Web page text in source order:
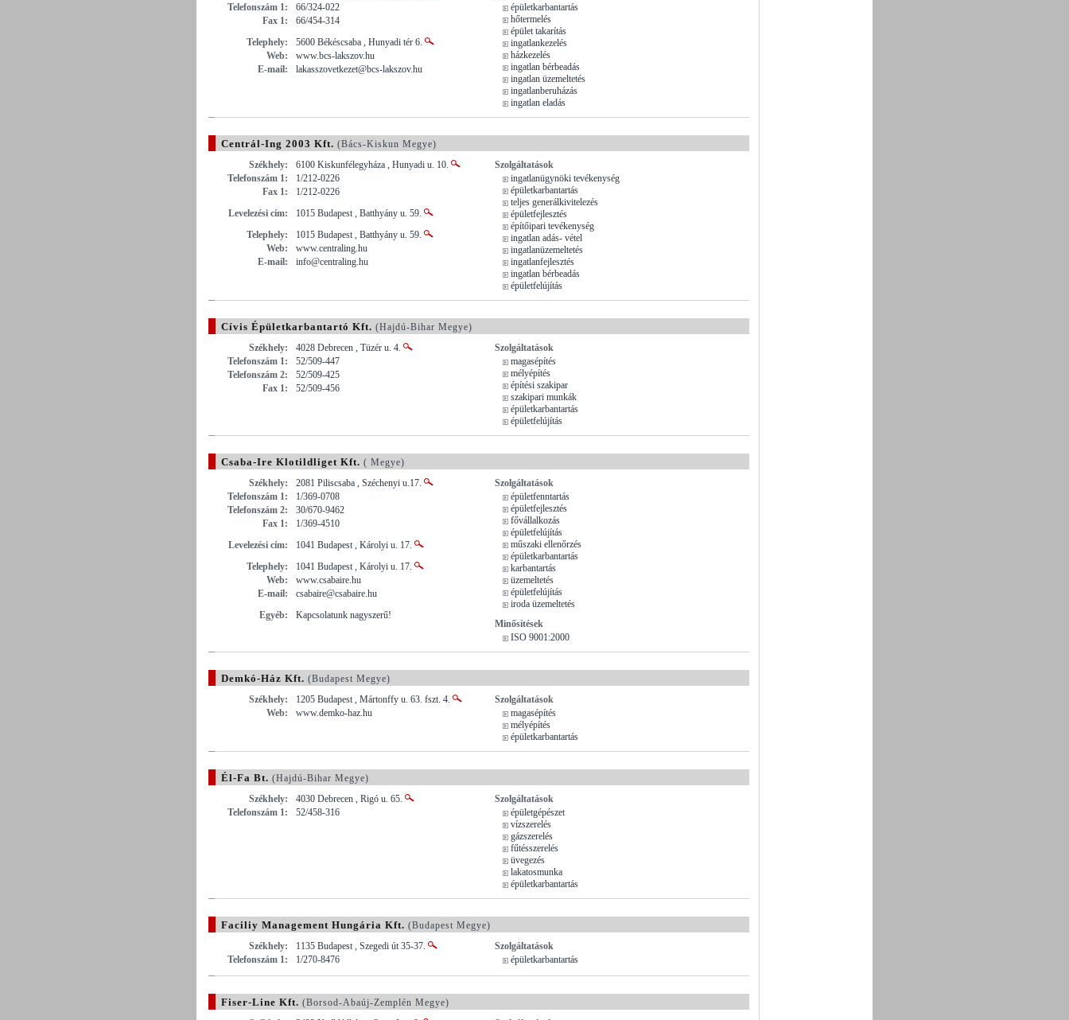
Telefonszám 1:
66/324-022
Fax 1:
66/454-314
Telephely:
5600 Békéscsaba , Hunyadi tér 6.
Web:
www.bcs-lakszov.hu
E-mail:
lakasszovetkezet@bcs-lakszov.hu
épületkarbantartás
hőtermelés
épület takarítás
ingatlankezelés
házkezelés
ingatlan bérbeadás
ingatlan üzemeltetés
ingatlanberuházás
ingatlan eladás
Centrál-Ing 2003 Kft. (Bács-Kiskun Megye)
Székhely:
6100 Kiskunfélegyháza , Hunyadi u. 10.
Telefonszám 1:
1/212-0226
Fax 1:
1/212-0226
Levelezési cím:
1015 Budapest , Batthyány u. 59.
Telephely:
1015 Budapest , Batthyány u. 59.
Web:
www.centraling.hu
E-mail:
info@centraling.hu
Szolgáltatások
ingatlanügynöki tevékenység
épületkarbantartás
teljes generálkivitelezés
épületfejlesztés
építőipari tevékenység
ingatlan adás- vétel
ingatlanüzemeltetés
ingatlanfejlesztés
ingatlan bérbeadás
épületfelújítás
Cívis Épületkarbantartó Kft. (Hajdú-Bihar Megye)
Székhely:
4028 Debrecen , Tüzér u. 4.
Telefonszám 1:
52/509-447
Telefonszám 2:
52/509-425
Fax 1:
52/509-456
Szolgáltatások
magasépítés
mélyépítés
építési szakipar
szakipari munkák
épületkarbantartás
épületfelújítás
Csaba-Ire Klotildliget Kft. ( Megye)
Székhely:
2081 Piliscsaba , Széchenyi u.17.
Telefonszám 1:
1/369-0708
Telefonszám 2:
30/670-9462
Fax 1:
1/369-4510
Levelezési cím:
1041 Budapest , Károlyi u. 17.
Telephely:
1041 Budapest , Károlyi u. 17.
Web:
www.csabaire.hu
E-mail:
csabaire@csabaire.hu
Egyéb:
Kapcsolatunk nagyszerű!
Szolgáltatások
épületfenntartás
épületfejlesztés
fővállalkozás
épületfelújítás
műszaki ellenőrzés
épületkarbantartás
karbantartás
üzemeltetés
épületfelújítás
iroda üzemeltetés
Minősítések
ISO 9001:2000
Demkó-Ház Kft. (Budapest Megye)
Székhely:
1205 Budapest , Mártonffy u. 63. fszt. 4.
Web:
www.demko-haz.hu
Szolgáltatások
magasépítés
mélyépítés
épületkarbantartás
Él-Fa Bt. (Hajdú-Bihar Megye)
Székhely:
4030 Debrecen , Rigó u. 65.
Telefonszám 1:
52/458-316
Szolgáltatások
épületgépészet
vízszerelés
gázszerelés
fűtésszerelés
üvegezés
lakatosmunka
épületkarbantartás
Faciliy Management Hungária Kft. (Budapest Megye)
Székhely:
1135 Budapest , Szegedi út 35-37.
Telefonszám 1:
1/270-8476
Szolgáltatások
épületkarbantartás
Fiser-Line Kft. (Borsod-Abaúj-Zemplén Megye)